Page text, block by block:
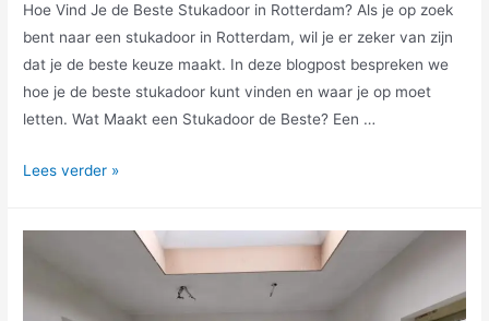
Hoe Vind Je de Beste Stukadoor in Rotterdam? Als je op zoek
bent naar een stukadoor in Rotterdam, wil je er zeker van zijn
dat je de beste keuze maakt. In deze blogpost bespreken we
hoe je de beste stukadoor kunt vinden en waar je op moet
letten. Wat Maakt een Stukadoor de Beste? Een …
Lees verder »